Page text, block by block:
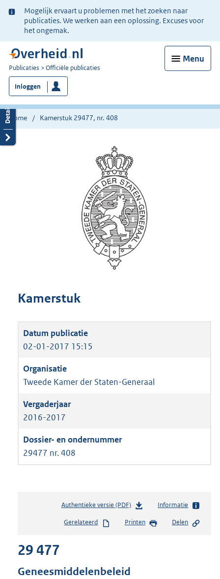
Ter
informatie:
Mogelijk ervaart u problemen met het zoeken naar
publicaties. We werken aan een oplossing. Excuses voor
het ongemak.
Menu
U
bent
nu
hier:
Publicaties Officiële publicaties
Inloggen
Home Kamerstuk 29477, nr. 408
Kamerstuk
02-01-2017 15:15
Tweede Kamer der Staten-Generaal
2016-2017
29477 nr. 408
Authentieke versie (PDF)b
s
Informatie
Gerelateerd Printen Delen
29 477
Geneesmiddelenbeleid